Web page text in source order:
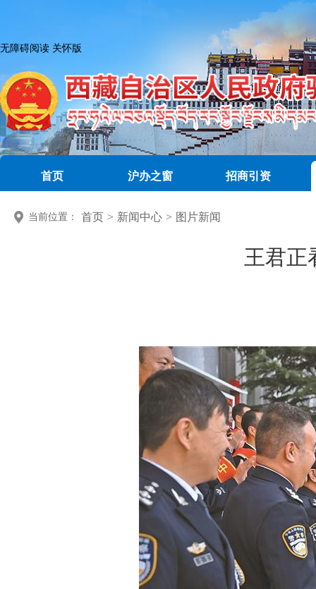
无障碍阅读 关怀版
首页 沪办之窗 招商引资
当前位置： 首页 > 新闻中心 > 图片新闻
王君正